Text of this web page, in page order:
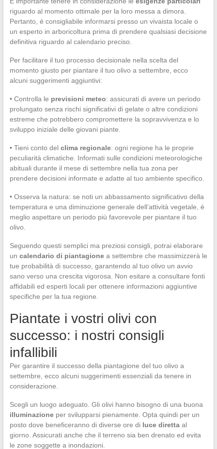
riguardo al momento ottimale per la loro messa a dimora.
Pertanto, è consigliabile informarsi presso un vivaista locale o
un esperto in arboricoltura prima di prendere qualsiasi decisione
definitiva riguardo al calendario preciso.
Per facilitare il tuo processo decisionale nella scelta del
momento giusto per piantare il tuo olivo a settembre, ecco
alcuni suggerimenti aggiuntivi:
• Controlla le previsioni meteo: assicurati di avere un periodo
prolungato senza rischi significativi di gelate o altre condizioni
estreme che potrebbero compromettere la sopravvivenza e lo
sviluppo iniziale delle giovani piante.
• Tieni conto del clima regionale: ogni regione ha le proprie
peculiarità climatiche. Informati sulle condizioni meteorologiche
abituali durante il mese di settembre nella tua zona per
prendere decisioni informate e adatte al tuo ambiente specifico.
• Osserva la natura: se noti un abbassamento significativo della
temperatura e una diminuzione generale dell’attività vegetale, è
meglio aspettare un periodo più favorevole per piantare il tuo
olivo.
Seguendo questi semplici ma preziosi consigli, potrai elaborare
un calendario di piantagionea settembre che massimizzerà le
tue probabilità di successo, garantendo al tuo olivo un avvio
sano verso una crescita vigorosa. Non esitare a consultare fonti
affidabili ed esperti locali per ottenere informazioni aggiuntive
specifiche per la tua regione.
Piantate i vostri olivi con
successo: i nostri consigli
infallibili
Per garantire il successo della piantagione del tuo olivo a
settembre, ecco alcuni suggerimenti essenziali da tenere in
considerazione.
Scegli un luogo adeguato. Gli olivi hanno bisogno di una buona
illuminazioneper svilupparsi pienamente. Opta quindi per un
posto dove beneficeranno di diverse ore di luce direttaal
giorno. Assicurati anche che il terreno sia ben drenato ed evita
le zone soggette a inondazioni.